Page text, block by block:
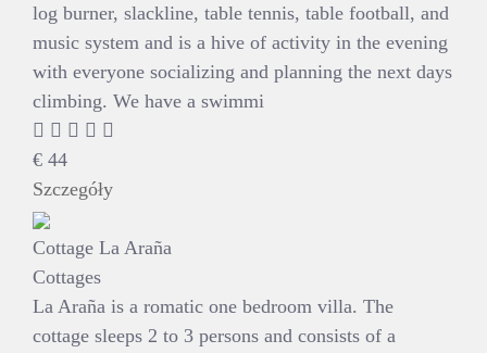
log burner, slackline, table tennis, table football, and
music system and is a hive of activity in the evening
with everyone socializing and planning the next days
climbing. We have a swimmi
€ 44
Szczegóły
Cottage La Araña
Cottages
La Araña is a romatic one bedroom villa. The
cottage sleeps 2 to 3 persons and consists of a